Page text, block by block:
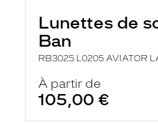
Lunettes de
Ban
RB3025 L0205 AVIATOR
À partir de
105,00 €